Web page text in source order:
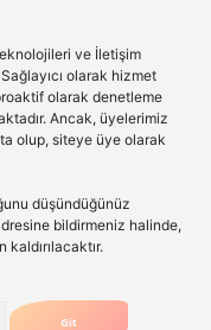
ve İletişim
olarak hizmet
olarak denetleme
Ancak, üyelerimiz
olup, siteye üye olarak
düşündüğünüz
bildirmeniz halinde,